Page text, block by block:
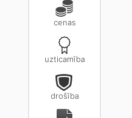
cenas
uzticamība
drošība